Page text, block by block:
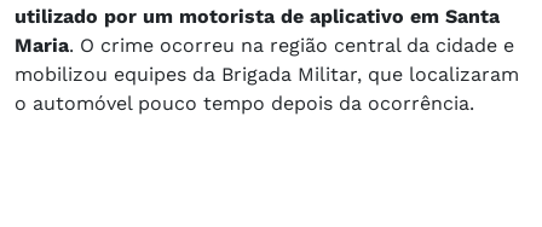
utilizado por um motorista de aplicativo em Santa
Maria. O crime ocorreu na região central da cidade e
mobilizou equipes da Brigada Militar, que localizaram
o automóvel pouco tempo depois da ocorrência.